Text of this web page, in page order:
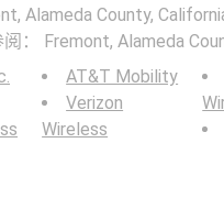
Alameda County,
： Fremont, Alameda
AT&T Mobility
Verizon
Wireless